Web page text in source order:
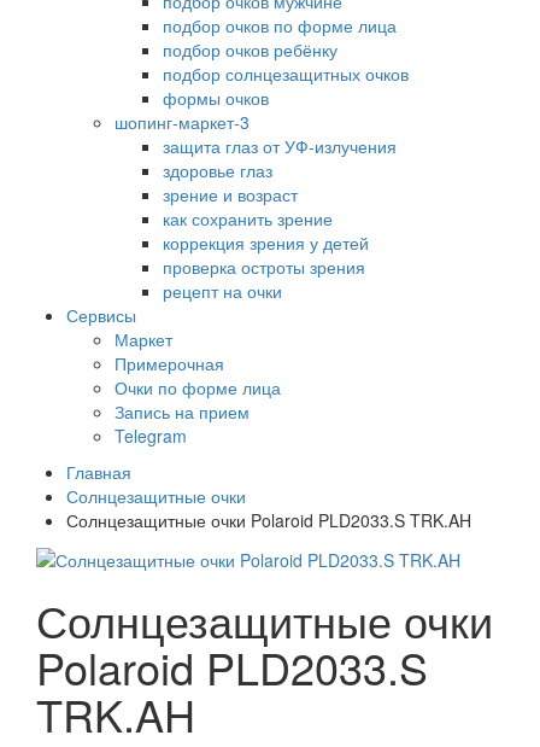
подбор очков по форме лица
подбор очков ребёнку
подбор солнцезащитных очков
формы очков
шопинг-маркет-3
защита глаз от УФ-излучения
здоровье глаз
зрение и возраст
как сохранить зрение
коррекция зрения у детей
проверка остроты зрения
рецепт на очки
Сервисы
Маркет
Примерочная
Очки по форме лица
Запись на прием
Telegram
Главная
Солнцезащитные очки
Солнцезащитные очки Polaroid PLD2033.S TRK.AH
Солнцезащитные очки
Polaroid PLD2033.S
TRK.AH